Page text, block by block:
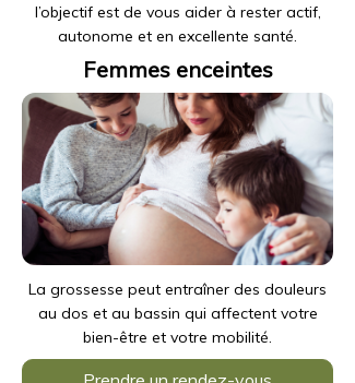
l’objectif est de vous aider à rester actif,
autonome et en excellente santé.
Femmes enceintes
La grossesse peut entraîner des douleurs
au dos et au bassin qui affectent votre
bien-être et votre mobilité.